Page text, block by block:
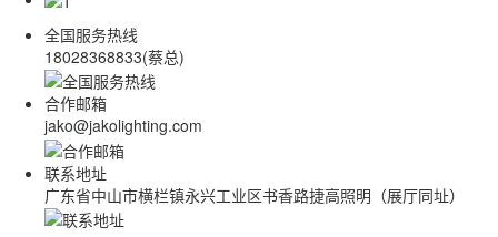
全国服务热线
18028368833(蔡总)
合作邮箱
jako@jakolighting.com
联系地址
广东省中山市横栏镇永兴工业区书香路捷高照明（展厅同址）